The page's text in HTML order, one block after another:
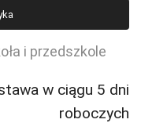
i przedszkole
w ciągu 5 dni
roboczych